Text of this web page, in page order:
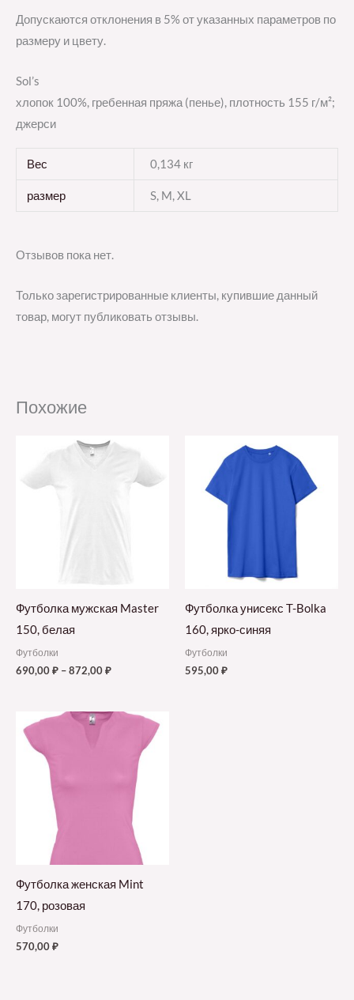
Допускаются отклонения в 5% от указанных параметров по
размеру и цвету.
Sol’s
хлопок 100%, гребенная пряжа (пенье), плотность 155 г/м²;
джерси
Вес 0,134 кг
размер S, M, XL
Отзывов пока нет.
Только зарегистрированные клиенты, купившие данный
товар, могут публиковать отзывы.
Похожие
Футболка мужская Master
150, белая
Футболки
690,00₽ –872,00₽
Футболка унисекс T-Bolka
160, ярко-синяя
Футболки
595,00₽
Футболка женская Mint
170, розовая
Футболки
570,00₽